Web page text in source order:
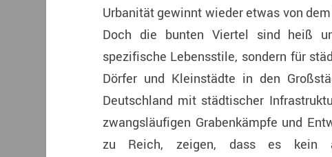
Urbanität gewinnt wieder etwas von
Doch die bunten Viertel sind heiß
spezifische Lebensstile, sondern für
Dörfer und Kleinstädte in den
Deutschland mit städtischer
zwangsläufigen Grabenkämpfe und
zu Reich, zeigen, dass es kein